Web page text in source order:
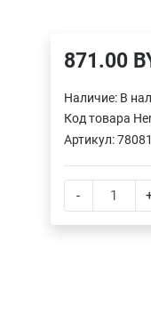
871.00
Наличие: В
Код товара
Артикул:
-